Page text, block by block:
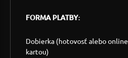
FORMA PLATBY:
Dobierka (hotovosť alebo online
kartou)